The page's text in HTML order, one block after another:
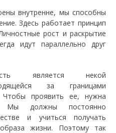
внутренне, мы способны
Здесь работает принцип
рост и раскрытие
идут параллельно друг
является некой
за границами
проявить ее, нужна
Мы должны постоянно
и учиться получать
жизни. Поэтому так